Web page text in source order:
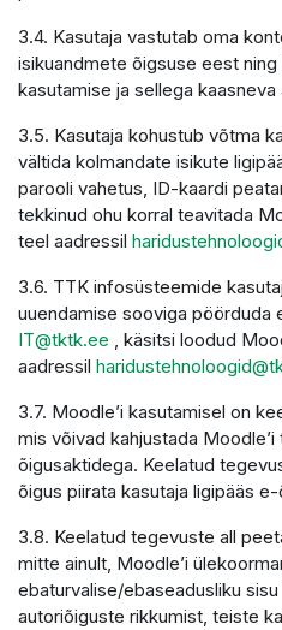
3.4. Kasutaja vastutab oma
isikuandmete õigsuse eest
kasutamise ja sellega
3.5. Kasutaja kohustub võtma
vältida kolmandate isikute
parooli vahetus, ID-kaardi
tekkinud ohu korral teavitada
teel aadressil
3.6. TTK infosüsteemide
uuendamise sooviga pöörduda
IT@tktk.ee , käsitsi loodud
aadressil
3.7. Moodle’i kasutamisel on
mis võivad kahjustada
õigusaktidega. Keelatud
õigus piirata kasutaja ligipääs
3.8. Keelatud tegevuste all
mitte ainult, Moodle’i
ebaturvalise/ebaseadusliku
autoriõiguste rikkumist, teiste